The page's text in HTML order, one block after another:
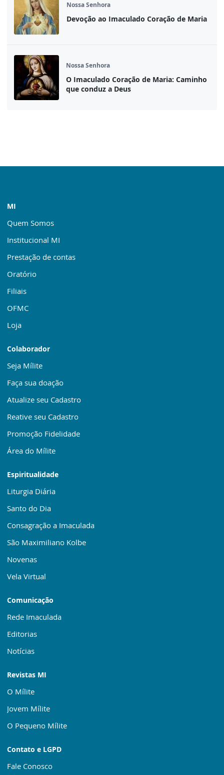
Nossa Senhora
Devoção ao Imaculado Coração de Maria
Nossa Senhora
O Imaculado Coração de Maria: Caminho
que conduz a Deus
MI
Quem Somos
Institucional MI
Prestação de contas
Oratório
Filiais
OFMC
Loja
Colaborador
Seja Mílite
Faça sua doação
Atualize seu Cadastro
Reative seu Cadastro
Promoção Fidelidade
Área do Mílite
Espiritualidade
Liturgia Diária
Santo do Dia
Consagração a Imaculada
São Maximiliano Kolbe
Novenas
Vela Virtual
Comunicação
Rede Imaculada
Editorias
Notícias
Revistas MI
O Mílite
Jovem Mílite
O Pequeno Mílite
Contato e LGPD
Fale Conosco